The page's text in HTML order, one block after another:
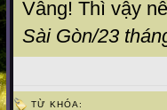
Vâng! Thì vậy
Sài Gòn/23
TỪ KHÓA: